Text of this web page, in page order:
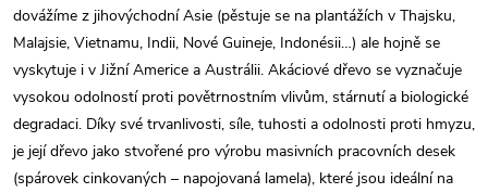
dovážíme z jihovýchodní Asie (pěstuje se na plantážích v Thajsku,
Malajsie, Vietnamu, Indii, Nové Guineje, Indonésii…) ale hojně se
vyskytuje i v Jižní Americe a Austrálii. Akáciové dřevo se vyznačuje
vysokou odolností proti povětrnostním vlivům, stárnutí a biologické
degradaci. Díky své trvanlivosti, síle, tuhosti a odolnosti proti hmyzu,
je její dřevo jako stvořené pro výrobu masivních pracovních desek
(spárovek cinkovaných – napojovaná lamela), které jsou ideální na